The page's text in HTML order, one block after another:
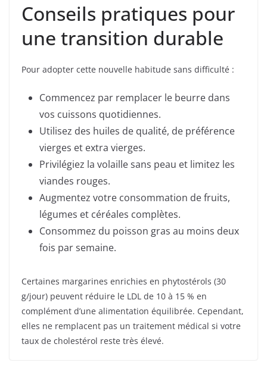
Conseils pratiques pour
une transition durable
Pour adopter cette nouvelle habitude sans difficulté :
Commencez par remplacer le beurre dans
vos cuissons quotidiennes.
Utilisez des huiles de qualité, de préférence
vierges et extra vierges.
Privilégiez la volaille sans peau et limitez les
viandes rouges.
Augmentez votre consommation de fruits,
légumes et céréales complètes.
Consommez du poisson gras au moins deux
fois par semaine.
Certaines margarines enrichies en phytostérols (30
g/jour) peuvent réduire le LDL de 10 à 15 % en
complément d’une alimentation équilibrée. Cependant,
elles ne remplacent pas un traitement médical si votre
taux de cholestérol reste très élevé.